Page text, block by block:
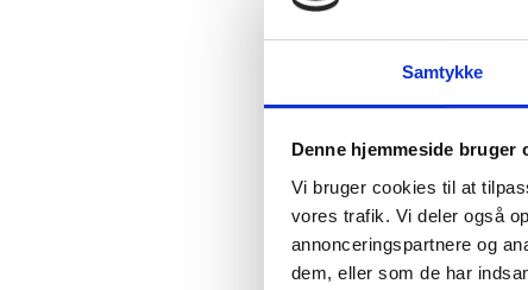
Samtykke
Denne hjemmeside bruger
Vi bruger cookies til at
vores trafik. Vi deler også
annonceringspartnere og
dem, eller som de har
PFC-
Tiflet